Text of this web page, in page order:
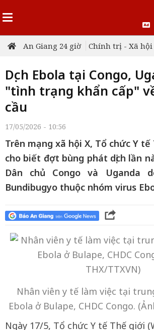
An Giang 24 giờ Chính trị - Xã hội
Dịch Ebola tại Congo,
"tình trạng khẩn cấp"
cầu
17/05/2026 - 10:56
Trên mạng xã hội X, Tổ chức Y tế
cho biết đợt bùng phát dịch lần
Dân chủ Congo và Uganda
Bundibugyo thuộc nhóm virus
Nhân viên y tế làm việc tại
Ebola ở Bulape, CHDC Congo.
Ngày 17/5, Tổ chức Y tế Thế giới